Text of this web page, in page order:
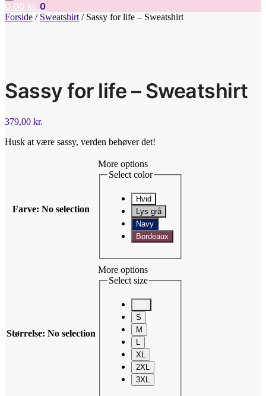
0,00 kr. 0
Forside / Sweatshirt / Sassy for life – Sweatshirt
Sassy for life – Sweatshirt
379,00 kr.
Husk at være sassy, verden behøver det!
Farve: No selection
More options
Select color
Hvid
Lys grå
Navy
Bordeaux
Størrelse: No selection
More options
Select size
S
M
L
XL
2XL
3XL